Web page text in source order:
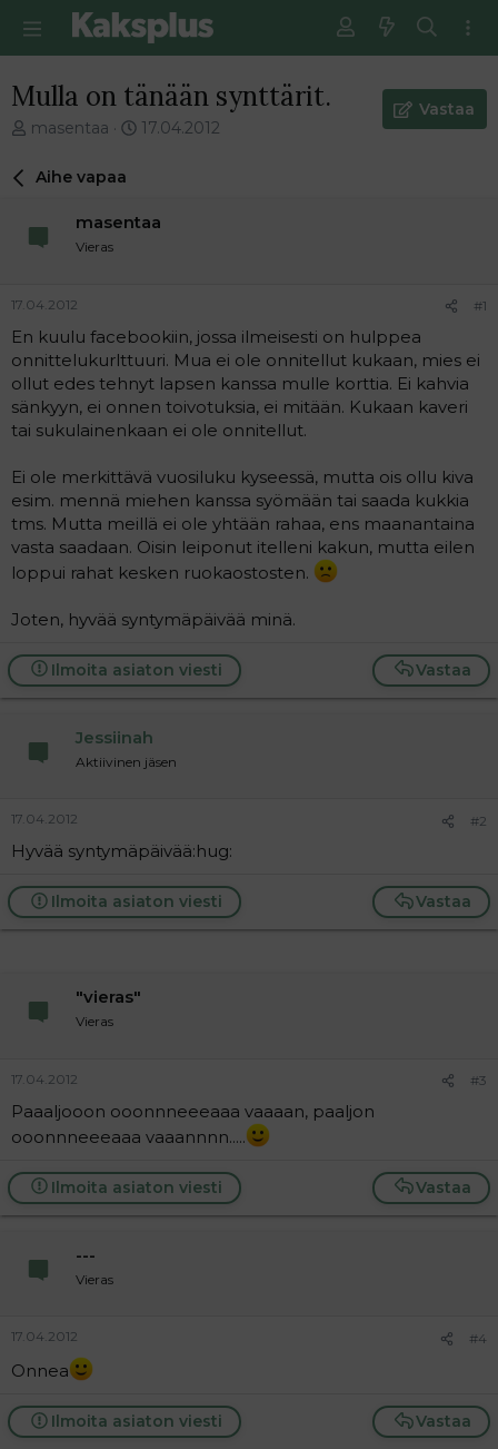
Mulla on tänään synttärit.
V
e
i
t
u
n
a
l
o
t
a
j
a
masentaa
E
m
n
v
i
e
s
17.04.2012
Vastaa
Aihe vapaa
masentaa
Vieras
17.04.2012 #1
En kuulu facebookiin, jossa ilmeisesti on hulppea
onnittelukurlttuuri. Mua ei ole onnitellut kukaan, mies ei
ollut edes tehnyt lapsen kanssa mulle korttia. Ei kahvia
sänkyyn, ei onnen toivotuksia, ei mitään. Kukaan kaveri
tai sukulainenkaan ei ole onnitellut.
Ei ole merkittävä vuosiluku kyseessä, mutta ois ollu kiva
esim. mennä miehen kanssa syömään tai saada kukkia
tms. Mutta meillä ei ole yhtään rahaa, ens maanantaina
vasta saadaan. Oisin leiponut itelleni kakun, mutta eilen
loppui rahat kesken ruokaostosten.
Joten, hyvää syntymäpäivää minä.
Vastaa
Ilmoita asiaton viesti
Jessiinah
Aktiivinen jäsen
17.04.2012 #2
Hyvää syntymäpäivää:hug:
Vastaa
Ilmoita asiaton viesti
"vieras"
Vieras
17.04.2012 #3
Paaaljooon ooonnneeeaaa vaaaan, paaljon
ooonnneeeaaa vaaannnn.....
Vastaa
Ilmoita asiaton viesti
---
Vieras
17.04.2012 #4
Onnea
Vastaa
Ilmoita asiaton viesti